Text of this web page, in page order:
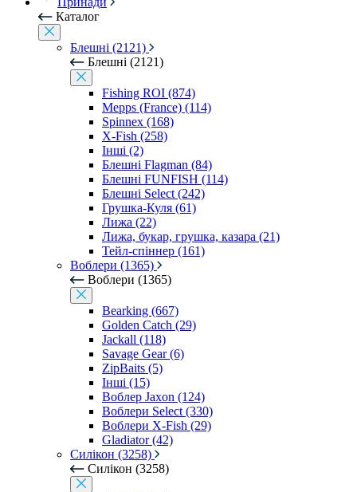
Каталог
Блешні (2121)
Блешні (2121)
Fishing ROI (874)
Mepps (France) (114)
Spinnex (168)
X-Fish (258)
Інші (2)
Блешні Flagman (84)
Блешні FUNFISH (114)
Блешні Select (242)
Грушка-Куля (61)
Лижа (22)
Лижа, букар, грушка, казара (21)
Тейл-спіннер (161)
Воблери (1365)
Воблери (1365)
Bearking (667)
Golden Catch (29)
Jackall (118)
Savage Gear (6)
ZipBaits (5)
Інші (15)
Воблер Jaxon (124)
Воблери Select (330)
Воблери X-Fish (29)
Gladiator (42)
Силікон (3258)
Силікон (3258)